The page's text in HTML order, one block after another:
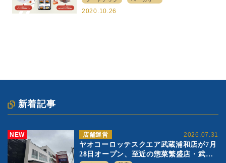
2020.10.26
新着記事
NEW 2026.07.31
店舗運営
ヤオコーロッテスクエア武蔵浦和店が7月
28日オープン、至近の惣菜繁盛店・武蔵